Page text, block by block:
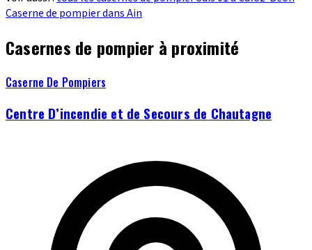
Caserne de pompier dans Ain
Casernes de pompier à proximité
Caserne De Pompiers
Centre D’incendie et de Secours de Chautagne